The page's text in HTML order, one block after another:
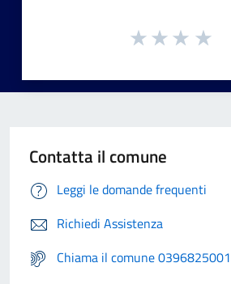
Contatta il comune
Leggi le domande frequenti
Richiedi Assistenza
Chiama il comune 0396825001